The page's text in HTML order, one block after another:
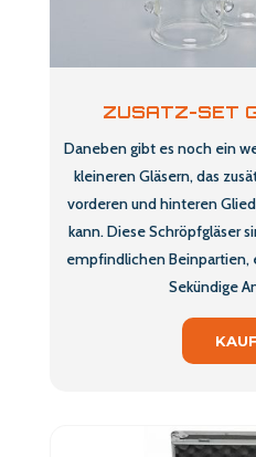
ZUSATZ-SET
Daneben gibt es noch ein
kleineren Gläsern, das
vorderen und hinteren
kann. Diese Schröpfgläser
empfindlichen
Sekündige